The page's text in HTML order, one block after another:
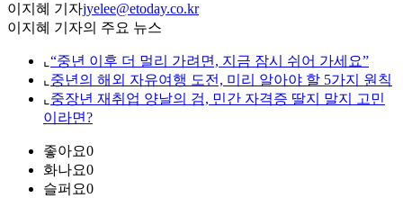
이지혜 기자jyelee@etoday.co.kr
이지혜 기자의 주요 뉴스
⌞ “중년 이후 더 멀리 가려면, 지금 잠시 쉬어 가세요”
⌞ 중년의 해외 자유여행 도전, 미리 알아야 할 5가지 원칙
⌞ 중장년 재취업 양날의 검, 민간 자격증 딸지 말지 고민
이라면?
좋아요0
화나요0
슬퍼요0